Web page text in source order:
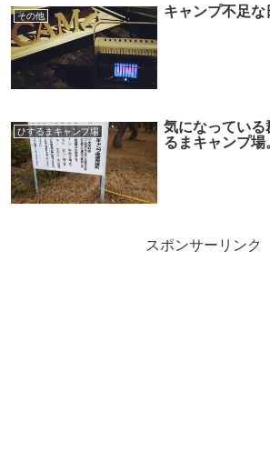
その他 キャンプ不足な
ひするまキャンプ場
気になってい
るまキャンプ場
スポンサーリンク